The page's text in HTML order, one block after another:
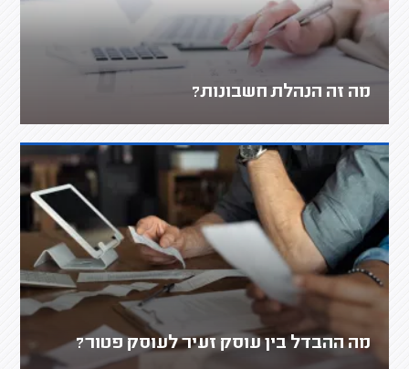
מה זה הנהלת חשבונות?
מה ההבדל בין עוסק זעיר לעוסק פטור?